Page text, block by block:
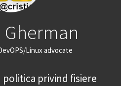
Linux advocate
politica privind fisiere